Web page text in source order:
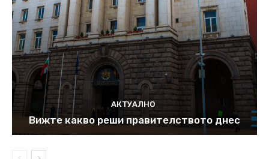
АКТУАЛНО
Вижте какво реши правителството днес